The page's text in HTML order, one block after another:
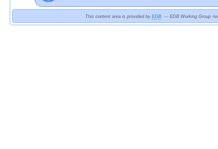
This content area is provided by EDB. --- EDB Working Group